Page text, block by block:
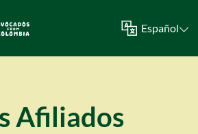
Español
Afiliados